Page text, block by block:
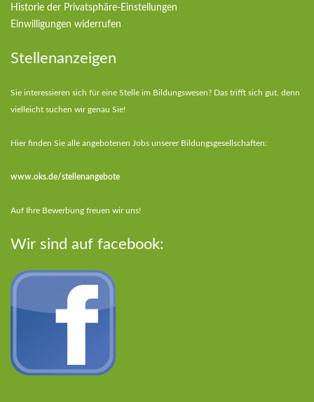
Historie der Privatsphäre-Einstellungen
Einwilligungen widerrufen
Stellenanzeigen
Sie interessieren sich für eine Stelle im Bildungswesen? Das trifft sich gut, denn
vielleicht suchen wir genau Sie!
Hier finden Sie alle angebotenen Jobs unserer Bildungsgesellschaften:
www.oks.de/stellenangebote
Auf Ihre Bewerbung freuen wir uns!
Wir sind auf facebook: